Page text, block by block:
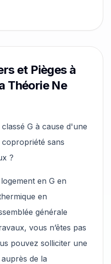
et Pièges à
Théorie Ne
G à cause d'une
sans
?
en G en
en
générale
vous n’êtes pas
pouvez solliciter une
de la